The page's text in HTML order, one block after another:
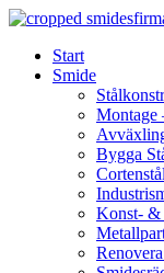
Skip
contentStart
Smide
Montage
Bygga
Konst- &